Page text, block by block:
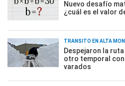
Nuevo desafío
¿cuál es el valor
TRÁNSITO EN ALTA
Despejaron la
otro temporal con
varados